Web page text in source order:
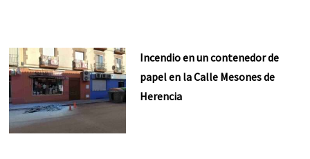
Incendio en un contenedor de
papel en la Calle Mesones de
Herencia